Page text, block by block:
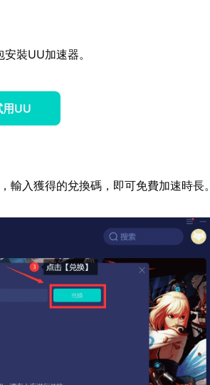
裝UU加速器。
用UU
入獲得的兌換碼，即可免費加速時長。